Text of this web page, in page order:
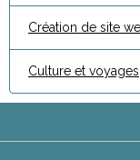
Création de site
Culture et voyages